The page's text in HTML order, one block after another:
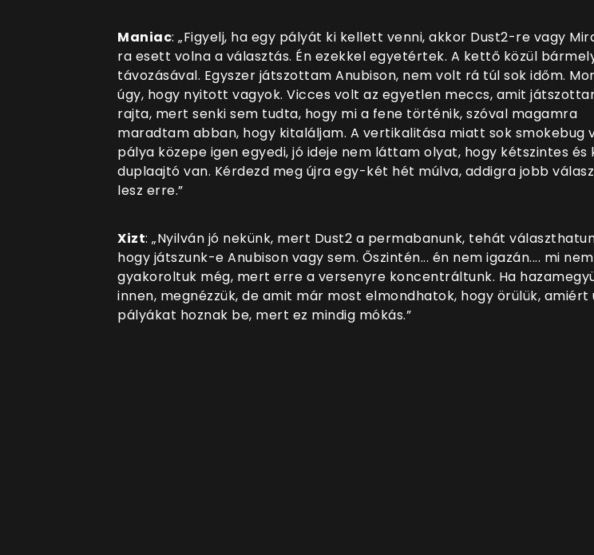
Maniac: „Figyelj, ha egy pályát ki kellett venni, akkor Dust2-re vagy
ra esett volna a választás. Én ezekkel egyetértek. A kettő közül
távozásával. Egyszer játszottam Anubison, nem volt rá túl sok időm.
úgy, hogy nyitott vagyok. Vicces volt az egyetlen meccs, amit
rajta, mert senki sem tudta, hogy mi a fene történik, szóval magamra
maradtam abban, hogy kitaláljam. A vertikalitása miatt sok smokebug
pálya közepe igen egyedi, jó ideje nem láttam olyat, hogy kétszintes és
duplaajtó van. Kérdezd meg újra egy-két hét múlva, addigra jobb
lesz erre.”
Xizt: „Nyilván jó nekünk, mert Dust2 a permabanunk, tehát
hogy játszunk-e Anubison vagy sem. Őszintén... én nem igazán.... mi nem
gyakoroltuk még, mert erre a versenyre koncentráltunk. Ha
innen, megnézzük, de amit már most elmondhatok, hogy örülük, amiért
pályákat hoznak be, mert ez mindig mókás.”